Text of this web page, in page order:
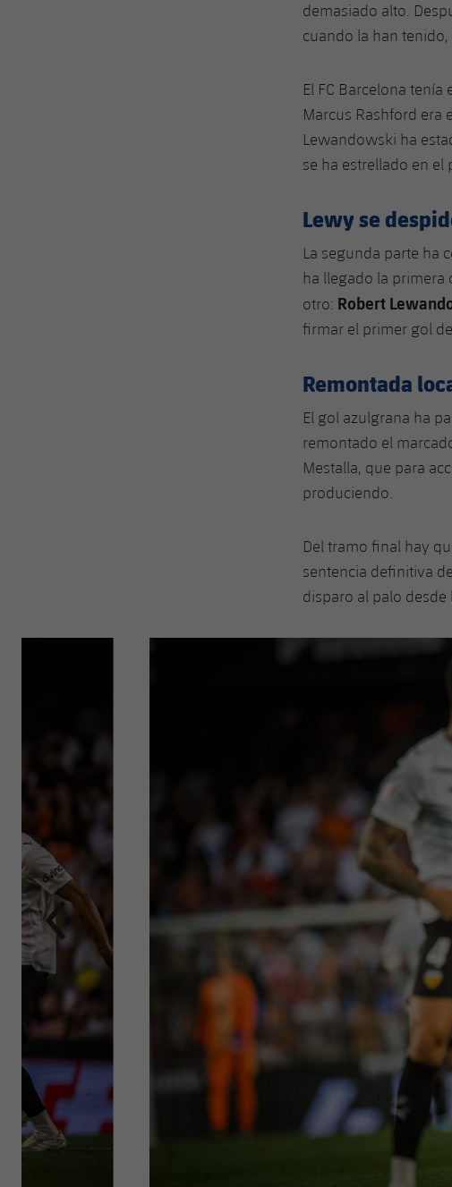
demasiado alto.
cuando la han tenido,
El FC Barcelona tenía
Marcus Rashford era
Lewandowski ha
se ha estrellado en el
Lewy se
La segunda parte ha
ha llegado la primera
otro: Robert
firmar el primer gol
Remontada
El gol azulgrana ha
remontado el
Mestalla, que para
produciendo.
Del tramo final hay
sentencia definitiva de
disparo al palo